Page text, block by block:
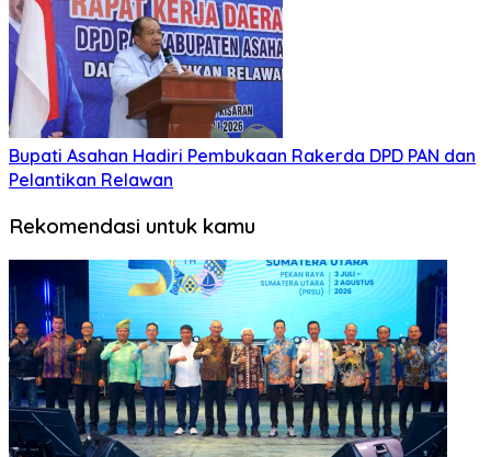
Bupati Asahan Hadiri Pembukaan Rakerda DPD PAN dan
Pelantikan Relawan
Rekomendasi untuk kamu